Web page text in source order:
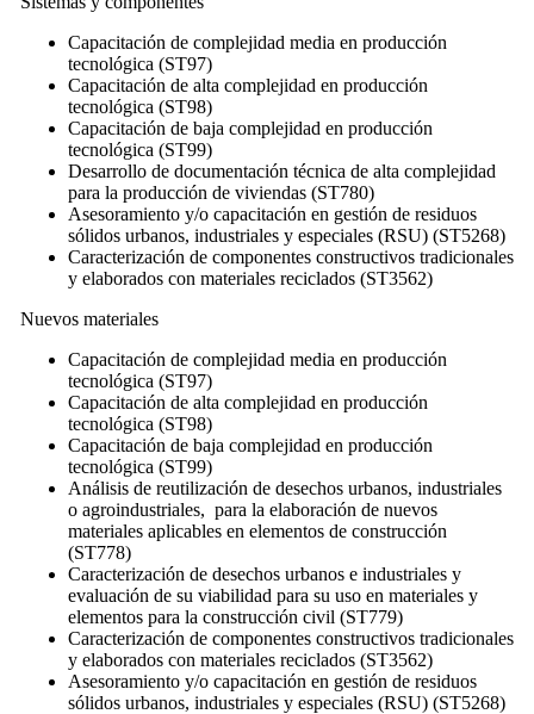
Capacitación de complejidad media en producción
tecnológica (ST97)
Capacitación de alta complejidad en producción
tecnológica (ST98)
Capacitación de baja complejidad en producción
tecnológica (ST99)
Desarrollo de documentación técnica de alta complejidad
para la producción de viviendas (ST780)
Asesoramiento y/o capacitación en gestión de residuos
sólidos urbanos, industriales y especiales (RSU) (ST5268)
Caracterización de componentes constructivos tradicionales
y elaborados con materiales reciclados (ST3562)
Nuevos materiales
Capacitación de complejidad media en producción
tecnológica (ST97)
Capacitación de alta complejidad en producción
tecnológica (ST98)
Capacitación de baja complejidad en producción
tecnológica (ST99)
Análisis de reutilización de desechos urbanos, industriales
o agroindustriales, para la elaboración de nuevos
materiales aplicables en elementos de construcción
(ST778)
Caracterización de desechos urbanos e industriales y
evaluación de su viabilidad para su uso en materiales y
elementos para la construcción civil (ST779)
Caracterización de componentes constructivos tradicionales
y elaborados con materiales reciclados (ST3562)
Asesoramiento y/o capacitación en gestión de residuos
sólidos urbanos, industriales y especiales (RSU) (ST5268)